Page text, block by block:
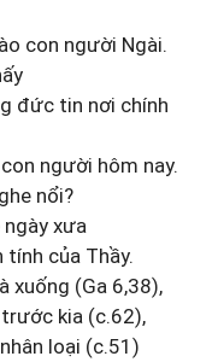
con người Ngài.
đức tin nơi chính
người hôm nay.
nổi?
xưa
tính của Thầy.
xuống (Ga 6,38),
kia (c.62),
loại (c.51)